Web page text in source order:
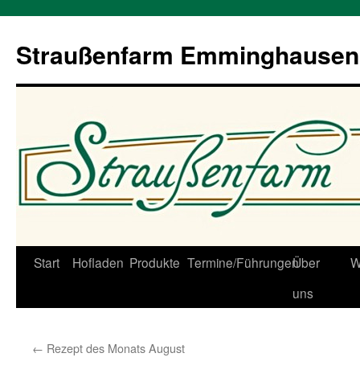
Straußenfarm Emminghausen
Zum
Start Hofladen Produkte Termine/FührungenÜber
uns
← Rezept des Monats August